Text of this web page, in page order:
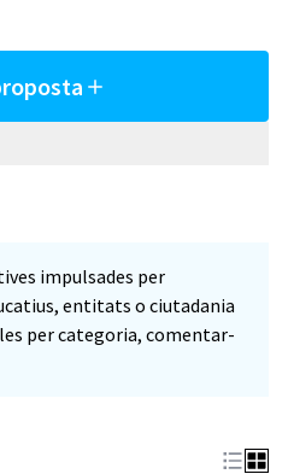
impulsades per
entitats o ciutadania
per categoria, comentar-